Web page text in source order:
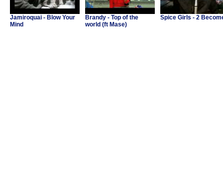
Jamiroquai - Blow Your
Mind
Brandy - Top of the
world (ft Mase)
Spice Girls - 2